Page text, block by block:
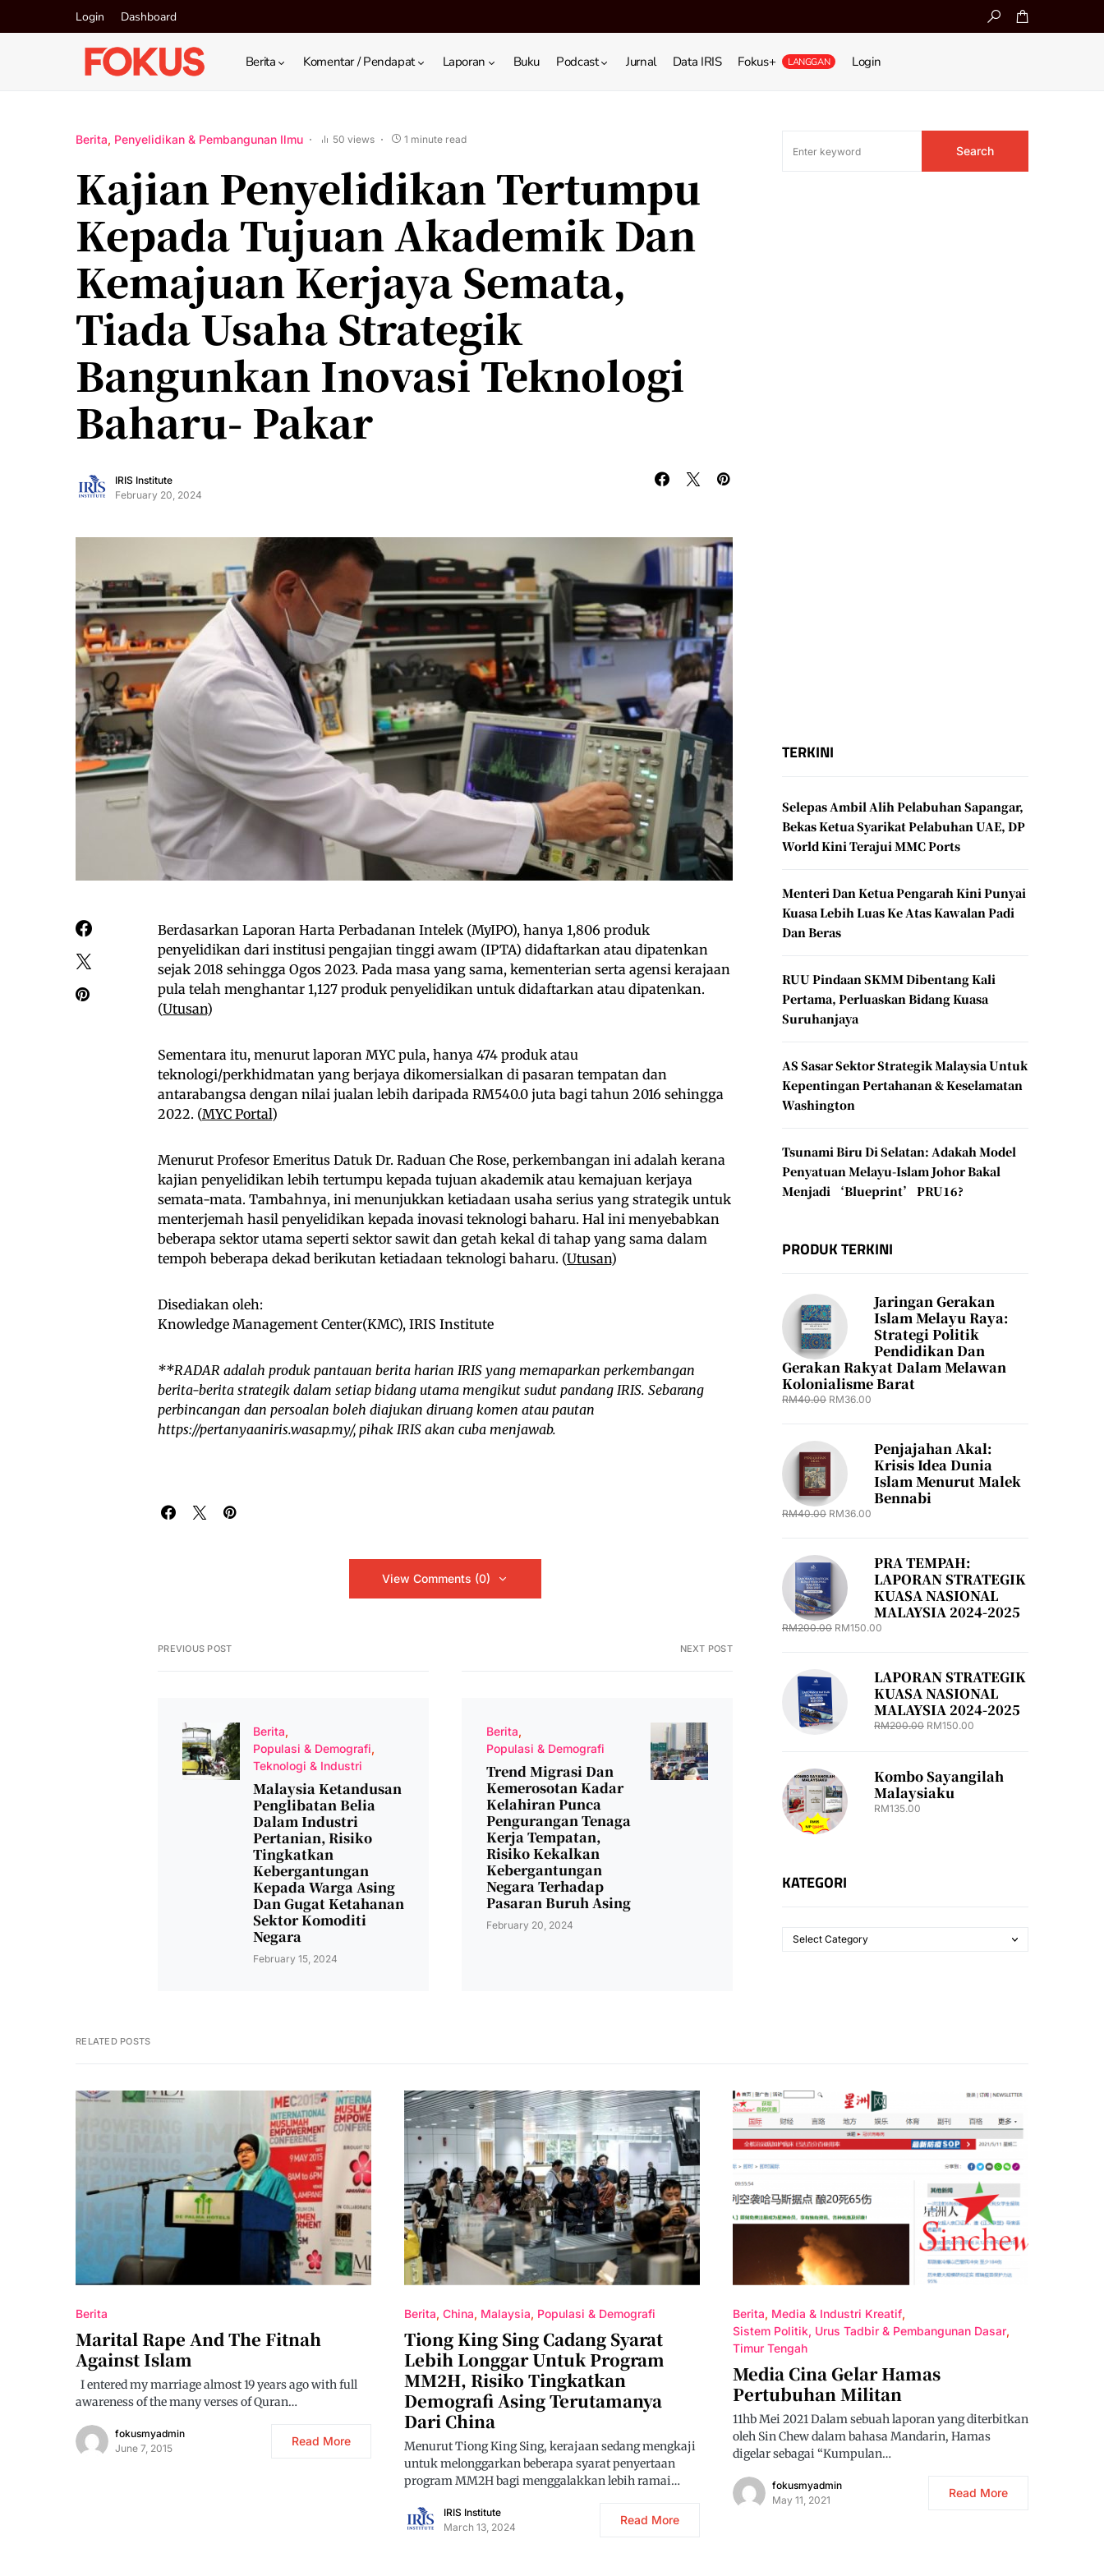
Login Dashboard
Berita Komentar / Pendapat Laporan Buku Podcast Jurnal Data IRIS Fokus+ LANGGAN Login
Berita Penyelidikan & Pembangunan Ilmu 50 views 1 minute read
Kajian Penyelidikan Tertumpu
Kepada Tujuan Akademik Dan
Kemajuan Kerjaya Semata,
Tiada Usaha Strategik
Bangunkan Inovasi Teknologi
Baharu- Pakar
IRIS Institute
February 20, 2024
Berdasarkan Laporan Harta Perbadanan Intelek (MyIPO), hanya 1,806 produk
penyelidikan dari institusi pengajian tinggi awam (IPTA) didaftarkan atau dipatenkan
sejak 2018 sehingga Ogos 2023. Pada masa yang sama, kementerian serta agensi kerajaan
pula telah menghantar 1,127 produk penyelidikan untuk didaftarkan atau dipatenkan.
(Utusan)
Sementara itu, menurut laporan MYC pula, hanya 474 produk atau
teknologi/perkhidmatan yang berjaya dikomersialkan di pasaran tempatan dan
antarabangsa dengan nilai jualan lebih daripada RM540.0 juta bagi tahun 2016 sehingga
2022. (MYC Portal)
Menurut Profesor Emeritus Datuk Dr. Raduan Che Rose, perkembangan ini adalah kerana
kajian penyelidikan lebih tertumpu kepada tujuan akademik atau kemajuan kerjaya
semata-mata. Tambahnya, ini menunjukkan ketiadaan usaha serius yang strategik untuk
menterjemah hasil penyelidikan kepada inovasi teknologi baharu. Hal ini menyebabkan
beberapa sektor utama seperti sektor sawit dan getah kekal di tahap yang sama dalam
tempoh beberapa dekad berikutan ketiadaan teknologi baharu. (Utusan)
Disediakan oleh:
Knowledge Management Center(KMC), IRIS Institute
**RADAR adalah produk pantauan berita harian IRIS yang memaparkan perkembangan
berita-berita strategik dalam setiap bidang utama mengikut sudut pandang IRIS. Sebarang
perbincangan dan persoalan boleh diajukan diruang komen atau pautan
https://pertanyaaniris.wasap.my/, pihak IRIS akan cuba menjawab.
View Comments (0)
PREVIOUS POST
Berita
Populasi & Demografi
Teknologi & Industri
Malaysia Ketandusan
Penglibatan Belia
Dalam Industri
Pertanian, Risiko
Tingkatkan
Kebergantungan
Kepada Warga Asing
Dan Gugat Ketahanan
Sektor Komoditi
Negara
February 15, 2024
NEXT POST
Berita
Populasi & Demografi
Trend Migrasi Dan
Kemerosotan Kadar
Kelahiran Punca
Pengurangan Tenaga
Kerja Tempatan,
Risiko Kekalkan
Kebergantungan
Negara Terhadap
Pasaran Buruh Asing
February 20, 2024
Search
TERKINI
Selepas Ambil Alih Pelabuhan Sapangar,
Bekas Ketua Syarikat Pelabuhan UAE, DP
World Kini Terajui MMC Ports
Menteri Dan Ketua Pengarah Kini Punyai
Kuasa Lebih Luas Ke Atas Kawalan Padi
Dan Beras
RUU Pindaan SKMM Dibentang Kali
Pertama, Perluaskan Bidang Kuasa
Suruhanjaya
AS Sasar Sektor Strategik Malaysia Untuk
Kepentingan Pertahanan & Keselamatan
Washington
Tsunami Biru Di Selatan: Adakah Model
Penyatuan Melayu-Islam Johor Bakal
Menjadi ‘Blueprint’ PRU16?
PRODUK TERKINI
Jaringan Gerakan
Islam Melayu Raya:
Strategi Politik
Pendidikan Dan
Gerakan Rakyat Dalam Melawan
Kolonialisme Barat
RM40.00 RM36.00
Penjajahan Akal:
Krisis Idea Dunia
Islam Menurut Malek
Bennabi
RM40.00 RM36.00
PRA TEMPAH:
LAPORAN STRATEGIK
KUASA NASIONAL
MALAYSIA 2024-2025
RM200.00 RM150.00
LAPORAN STRATEGIK
KUASA NASIONAL
MALAYSIA 2024-2025
RM200.00 RM150.00
Kombo Sayangilah
Malaysiaku
RM135.00
KATEGORI
RELATED POSTS
Berita
Marital Rape And The Fitnah
Against Islam
I entered my marriage almost 19 years ago with full
awareness of the many verses of Quran…
fokusmyadmin
June 7, 2015
Read More
Berita China Malaysia Populasi & Demografi
Tiong King Sing Cadang Syarat
Lebih Longgar Untuk Program
MM2H, Risiko Tingkatkan
Demografi Asing Terutamanya
Dari China
Menurut Tiong King Sing, kerajaan sedang mengkaji
untuk melonggarkan beberapa syarat penyertaan
program MM2H bagi menggalakkan lebih ramai…
IRIS Institute
March 13, 2024
Read More
Berita Media & Industri Kreatif
Sistem Politik, Urus Tadbir & Pembangunan Dasar
Timur Tengah
Media Cina Gelar Hamas
Pertubuhan Militan
11hb Mei 2021 Dalam sebuah laporan yang diterbitkan
oleh Sin Chew dalam bahasa Mandarin, Hamas
digelar sebagai “Kumpulan…
fokusmyadmin
May 11, 2021
Read More